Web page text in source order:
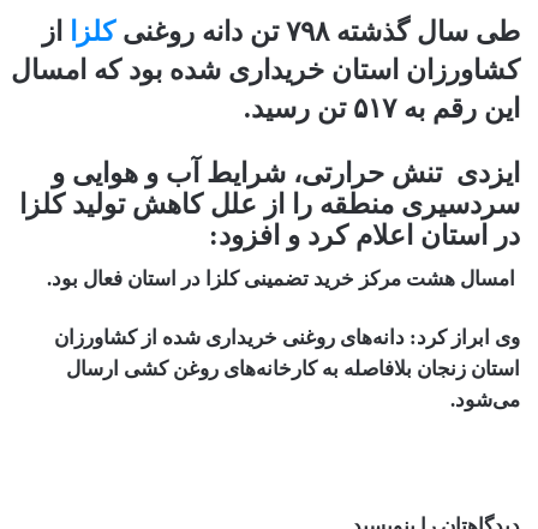
طی سال گذشته ۷۹۸ تن دانه روغنی
کلزا
از
کشاورزان استان خریداری شده بود که امسال
این رقم به ۵۱۷ تن رسید.
ایزدی تنش حرارتی، شرایط آب و هوایی و
سردسیری منطقه را از علل کاهش تولید کلزا
در استان اعلام کرد و افزود:
امسال هشت مرکز خرید تضمینی کلزا در استان فعال بود.
وی ابراز کرد: دانه‌های روغنی خریداری شده از کشاورزان
استان زنجان بلافاصله به کارخانه‌های روغن کشی ارسال
می‌شود.